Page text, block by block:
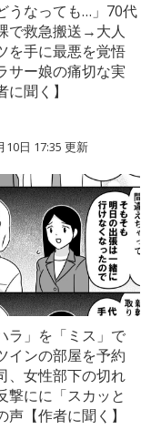
うなっても…」70代
で救急搬送→大人
を手に最悪を覚悟
サー娘の痛切な実
に聞く】
10日 17:35 更新
ラ」を「ミス」で
インの部屋を予約
、女性部下の切れ
撃にに「スカッと
声【作者に聞く】